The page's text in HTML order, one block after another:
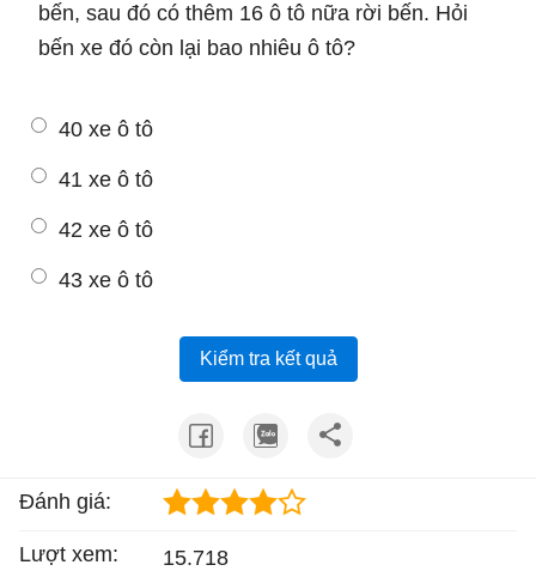
bến, sau đó có thêm 16 ô tô nữa rời bến. Hỏi
bến xe đó còn lại bao nhiêu ô tô?
40 xe ô tô
41 xe ô tô
42 xe ô tô
43 xe ô tô
Kiểm tra kết quả
Đánh giá:
Lượt xem: 15.718